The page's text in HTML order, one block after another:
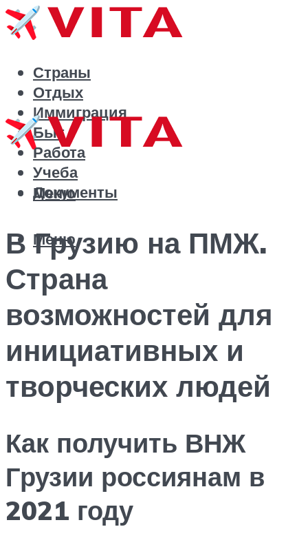
Страны
Отдых
Иммиграция
Быт
Работа
Учеба
Документы
Меню
Меню
В Грузию на ПМЖ.
Страна
возможностей для
инициативных и
творческих людей
Как получить ВНЖ
Грузии россиянам в
2021 году